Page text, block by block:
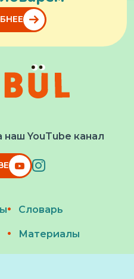
YouTube канал
Словарь
Материалы